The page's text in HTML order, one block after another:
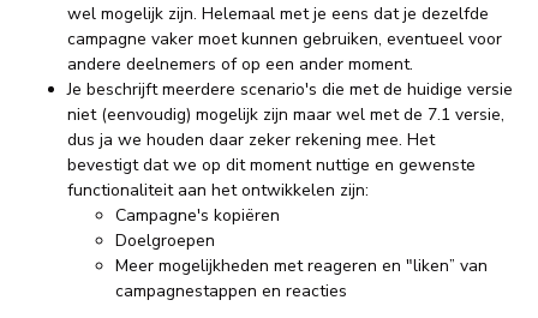
wel mogelijk zijn. Helemaal met je eens dat je dezelfde
campagne vaker moet kunnen gebruiken, eventueel voor
andere deelnemers of op een ander moment.
Je beschrijft meerdere scenario's die met de huidige versie
niet (eenvoudig) mogelijk zijn maar wel met de 7.1 versie,
dus ja we houden daar zeker rekening mee. Het
bevestigt dat we op dit moment nuttige en gewenste
functionaliteit aan het ontwikkelen zijn:
Campagne's kopiëren
Doelgroepen
Meer mogelijkheden met reageren en "liken” van
campagnestappen en reacties